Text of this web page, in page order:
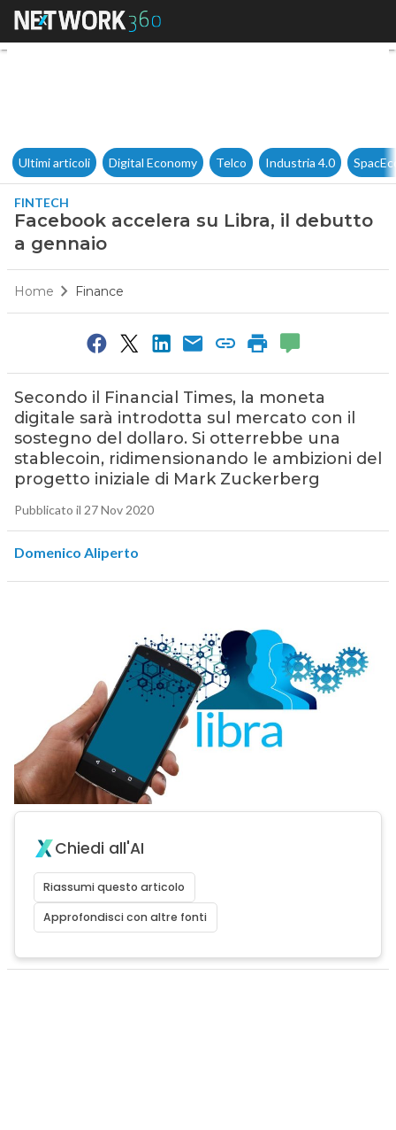
Facebook accelera su Libra,
Ultimi articoli Digital Economy Telco Industria 4.0
FINTECH
Facebook accelera su Libra, il debutto
a gennaio
Home Finance
Secondo il Financial Times, la moneta
digitale sarà introdotta sul mercato con il
sostegno del dollaro. Si otterrebbe una
stablecoin, ridimensionando le ambizioni del
progetto iniziale di Mark Zuckerberg
Pubblicato il 27 Nov 2020
Domenico Aliperto
Chiedi all'AI
Riassumi questo articolo
Approfondisci con altre fonti